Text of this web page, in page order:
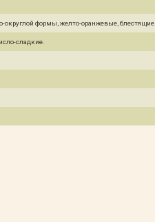
формы, желто-оранжевые, блестящие.
сладкие.